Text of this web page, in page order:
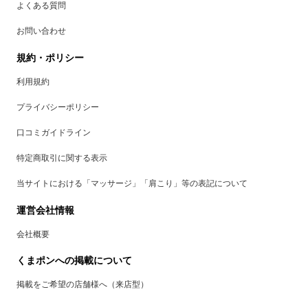
よくある質問
お問い合わせ
規約・ポリシー
利用規約
プライバシーポリシー
口コミガイドライン
特定商取引に関する表示
当サイトにおける「マッサージ」「肩こり」等の表記について
運営会社情報
会社概要
くまポンへの掲載について
掲載をご希望の店舗様へ（来店型）